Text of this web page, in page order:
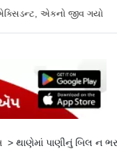
કૂવાનું પાણી દરિયાનાં
> થાણેમાં પાણીનું બિલ ન